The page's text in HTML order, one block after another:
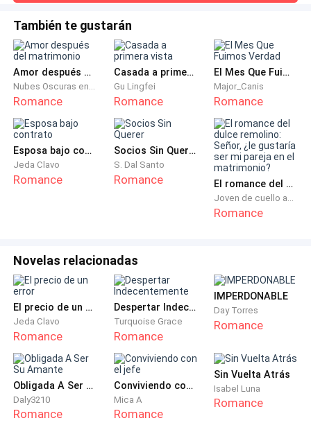
charlar sobre su pasado.
“¿Jugaste deportes?” preguntó.
“Fútbol”, dijo él. “Nivel universitario. La rodilla falló.
Este trabajo me mantiene en movimiento.” “Qué
desperdicio”, murmuró ella. “Debes extrañarlo.” “A
veces”, dijo él encogiéndose de hombros. “Pero no se
puede vivir en el pasado.”
Ella observó los músculos de sus antebrazos
persiguiendo distracciones. Sin embargo, ahí estaba,
a solas con él, el aire entre ellos espeso de cloro y
algo no dicho.
Sus amigas, mientras tanto, seguían presionando. En
¿cómo va el chico de la piscina? ¿Lo has invitado a
una de nuestras tardes?” “No es un chico”, espetó
Camila antes de poder detenerse.
profundizó brevemente, fue apasionado pero contenido por
el entorno abierto. Cuando se separaron, Camila buscó en
su rostro. «Sea lo que sea, Alejandro… recuerda las reglas
que estableciste. Honestidad donde importa».La culpa le
retorció el pecho.
También te gustarán
Amor después del matrimonio
Nubes Oscuras en Retorno
Romance
Casada a primera vista
Gu Lingfei
Romance
El Mes Que Fuimos Verdad
Major_Canis
Romance
Esposa bajo contrato
Jeda Clavo
Romance
Socios Sin Querer
S. Dal Santo
Romance El romance del dulce remolino: Señor, ¿le gustaría ser mi pareja en el matrimonio?
Joven de cuello azul
Romance
Novelas relacionadas
El precio de un error
Jeda Clavo
Romance
Despertar Indecentemente
Turquoise Grace
Romance
IMPERDONABLE
Day Torres
Romance
Obligada A Ser Su Amante
Daly3210
Romance
Conviviendo con el jefe
Mica A
Romance
Sin Vuelta Atrás
Isabel Luna
Romance